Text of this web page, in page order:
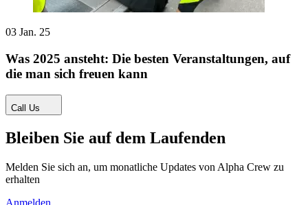
03 Jan. 25
Was 2025 ansteht: Die besten Veranstaltungen, auf
die man sich freuen kann
Call Us
Bleiben Sie auf dem Laufenden
Melden Sie sich an, um monatliche Updates von Alpha Crew zu
erhalten
Anmelden